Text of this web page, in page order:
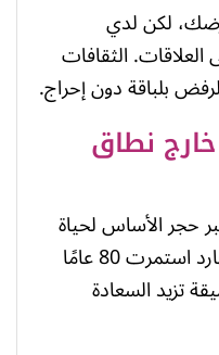
لكن لدي
الثقافات
بلباقة دون إحراج.
نطاق
حجر الأساس لحياة
متوازنة. دراسة من جامعة هارفارد استمرت 80 عامًا
تزيد السعادة